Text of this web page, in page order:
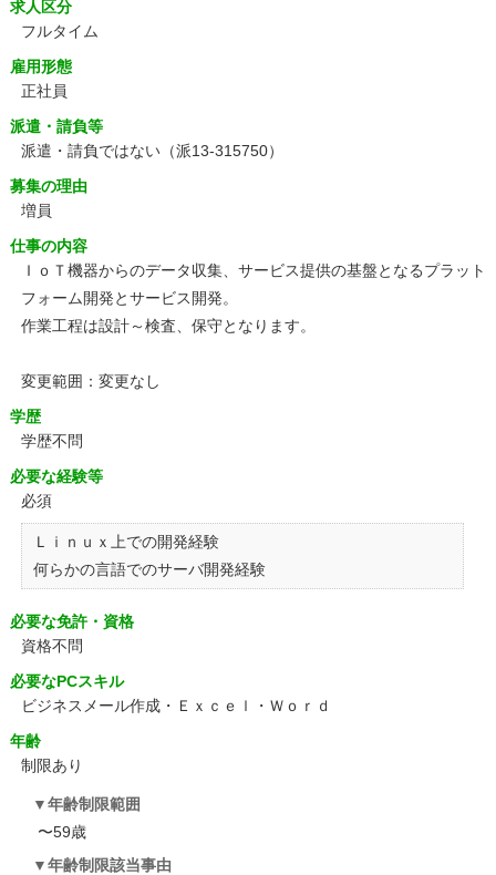
求人区分
フルタイム
雇用形態
正社員
派遣・請負等
派遣・請負ではない（派13-315750）
募集の理由
増員
仕事の内容
ＩｏＴ機器からのデータ収集、サービス提供の基盤となるプラット
フォーム開発とサービス開発。
作業工程は設計～検査、保守となります。
変更範囲：変更なし
学歴
学歴不問
必要な経験等
必須
Ｌｉｎｕｘ上での開発経験
何らかの言語でのサーバ開発経験
必要な免許・資格
資格不問
必要なPCスキル
ビジネスメール作成・Ｅｘｃｅｌ・Ｗｏｒｄ
年齢
制限あり
年齢制限範囲
〜59歳
年齢制限該当事由